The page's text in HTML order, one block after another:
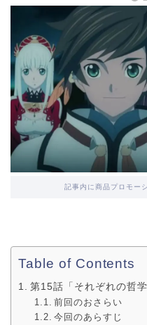
記事内に商品プロモー
Table of Contents
第15話「それぞれの哲学
前回のおさらい
今回のあらすじ